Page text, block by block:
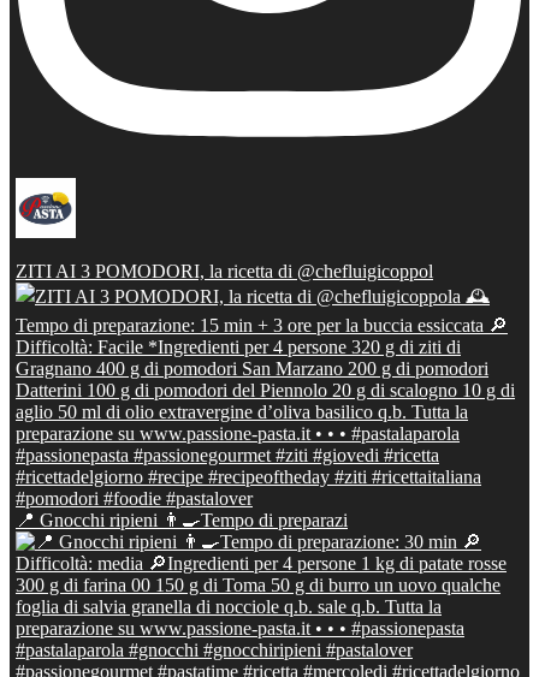
ZITI AI 3 POMODORI, la ricetta di @chefluigicoppol
📍 Gnocchi ripieni 👨‍🍳Tempo di preparazi